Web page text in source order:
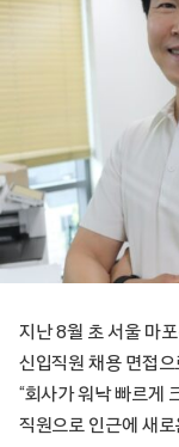
지난 8월 초 서울 마
신입직원 채용 면접
“회사가 워낙 빠르게
직원으로 인근에 새로